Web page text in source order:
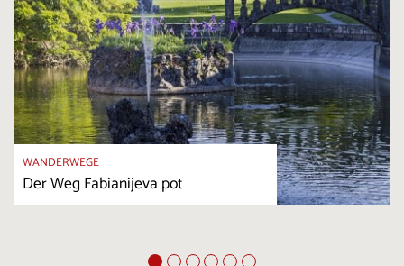
WANDERWEGE
Der Weg Fabianijeva pot